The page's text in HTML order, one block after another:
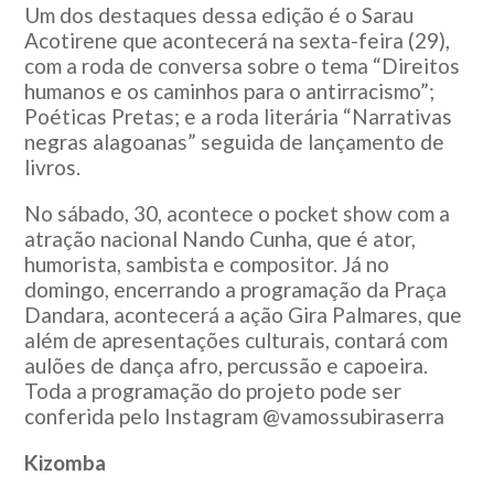
Um dos destaques dessa edição é o Sarau
Acotirene que acontecerá na sexta-feira (29),
com a roda de conversa sobre o tema “Direitos
humanos e os caminhos para o antirracismo”;
Poéticas Pretas; e a roda literária “Narrativas
negras alagoanas” seguida de lançamento de
livros.
No sábado, 30, acontece o pocket show com a
atração nacional Nando Cunha, que é ator,
humorista, sambista e compositor. Já no
domingo, encerrando a programação da Praça
Dandara, acontecerá a ação Gira Palmares, que
além de apresentações culturais, contará com
aulões de dança afro, percussão e capoeira.
Toda a programação do projeto pode ser
conferida pelo Instagram @vamossubiraserra
Kizomba